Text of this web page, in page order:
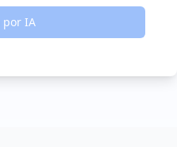
por IA